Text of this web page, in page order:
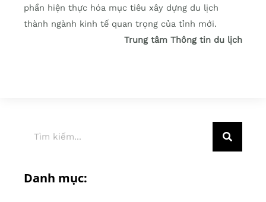
phần hiện thực hóa mục tiêu xây dựng du lịch
thành ngành kinh tế quan trọng của tỉnh mới.
Trung tâm Thông tin du lịch
Danh mục: